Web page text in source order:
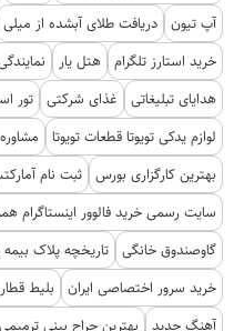
آپ تیون دریافت طلای آبشده از میلی
خرید استارز تلگرام هتل یار
هدایای تبلیغاتی
غذای شرکتی تور
لوازم یدکی تویوتا قطعات تویوتا
بهترین کارگزاری بورس
ثبت نام
سایت رسمی خرید فالوور اینستاگرام
گاوصندوق خانگی تاریخچه پلاک
خرید سرور اختصاصی ایران
بلیط
آهنگ جدید
بهترین جراح بینی